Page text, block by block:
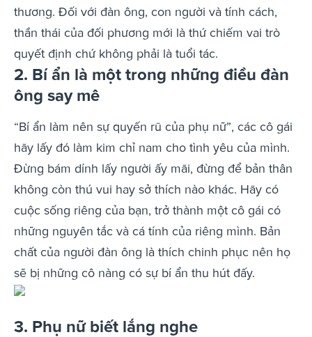
thương. Đối với đàn ông, con người và tính cách,
thần thái của đối phương mới là thứ chiếm vai trò
quyết định chứ không phải là tuổi tác.
2. Bí ẩn là một trong những điều đàn
ông say mê
“Bí ẩn làm nên sự quyến rũ của phụ nữ”, các cô gái
hãy lấy đó làm kim chỉ nam cho tình yêu của mình.
Đừng bám dính lấy người ấy mãi, đừng để bản thân
không còn thú vui hay sở thích nào khác. Hãy có
cuộc sống riêng của bạn, trở thành một cô gái có
những nguyên tắc và cá tính của riêng mình. Bản
chất của người đàn ông là thích chinh phục nên họ
sẽ bị những cô nàng có sự bí ẩn thu hút đấy.
3. Phụ nữ biết lắng nghe